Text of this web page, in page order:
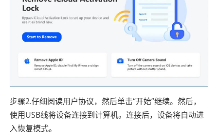
步骤2.仔细阅读用户协议，然后单击“开始”继续。然后，
使用USB线将设备连接到计算机。连接后，设备将自动进
入恢复模式。